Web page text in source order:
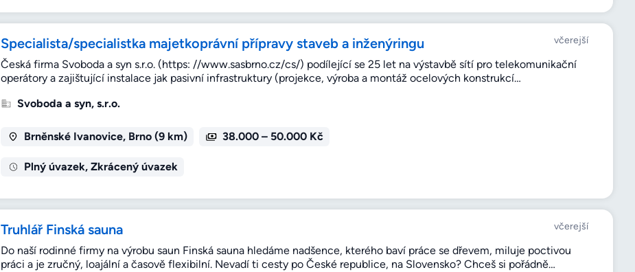
Specialista/specialistka majetkoprávní přípravy staveb a inženýringu včerejší
Česká firma Svoboda a syn s.r.o. (https: //www.sasbrno.cz/cs/) podílející se 25 let na výstavbě sítí pro telekomunikační
operátory a zajištující instalace jak pasivní infrastruktury (projekce, výroba a montáž ocelových konstrukcí…
Svoboda a syn, s.r.o.
Brněnské Ivanovice, Brno (9 km) 38.000 – 50.000 Kč
Plný úvazek, Zkrácený úvazek
Truhlář Finská sauna včerejší
Do naší rodinné firmy na výrobu saun Finská sauna hledáme nadšence, kterého baví práce se dřevem, miluje poctivou
práci a je zručný, loajální a časově flexibilní. Nevadí ti cesty po České republice, na Slovensko? Chceš si pořádně…